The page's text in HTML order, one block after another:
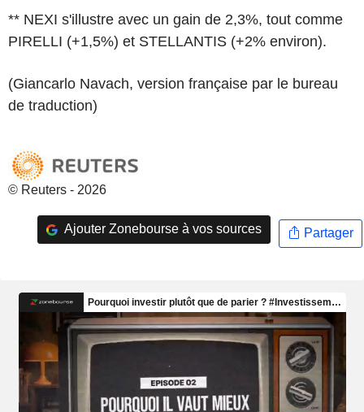
** NEXI s'illustre avec un gain de 2,3%, tout comme
PIRELLI (+1,5%) et STELLANTIS (+2% environ).
(Giancarlo Navach, version française par le bureau
de traduction)
© Reuters - 2026
Ajouter Zonebourse à vos sources Partager